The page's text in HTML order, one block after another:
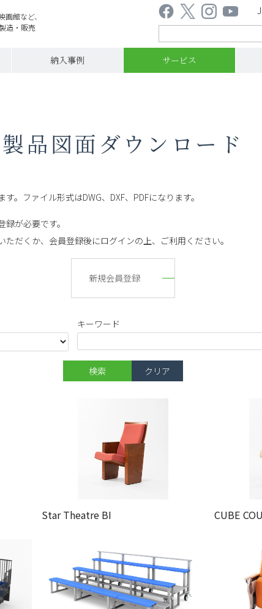
館など、
造・販売
納入事例 サービス
製品図面ダウンロード
。ファイル形式はDWG、DXF、PDFになります。
が必要です。
ただくか、会員登録後にログインの上、ご利用ください。
新規会員登録
キーワード
Star Theatre BI CUBE